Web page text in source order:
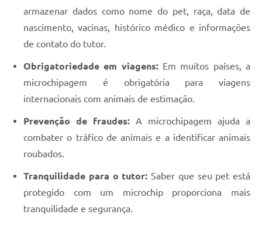
armazenar dados como nome do pet, raça, data de
nascimento, vacinas, histórico médico e informações
de contato do tutor.
Obrigatoriedade em viagens:Em muitos países, a
microchipagem é obrigatória para viagens
internacionais com animais de estimação.
Prevenção de fraudes: A microchipagem ajuda a
combater o tráfico de animais e a identificar animais
roubados.
Tranquilidade para o tutor: Saber que seu pet está
protegido com um microchip proporciona mais
tranquilidade e segurança.